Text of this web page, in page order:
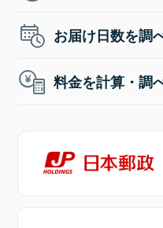
お届け日数を調
料金を計算・調